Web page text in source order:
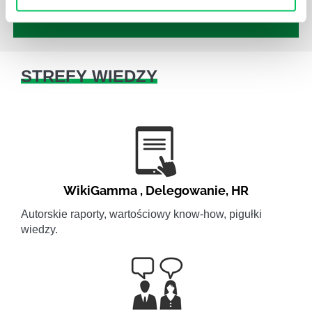
STREFY WIEDZY
WikiGamma , Delegowanie, HR
Autorskie raporty, wartościowy know-how, pigułki
wiedzy.